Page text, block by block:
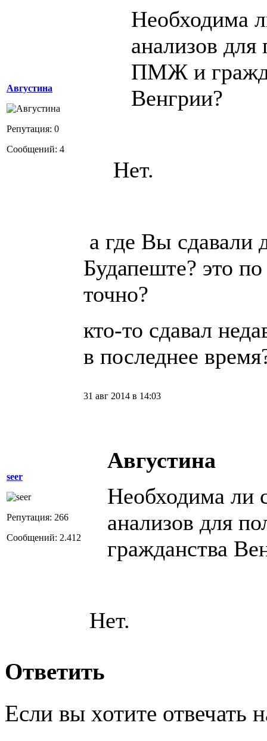
Августина
Репутация: 0
Сообщений: 4
Необходима
анализов для
ПМЖ и
Венгрии?
Нет.
а где Вы сдавали
Будапеште? это
точно?
кто-то сдавал
в последнее
seer
Репутация: 266
Сообщений: 2.412
31 авг 2014 в 14:03
Августина
Необходима ли
анализов для
гражданства
Нет.
Ответить
Если вы хотите отвечать